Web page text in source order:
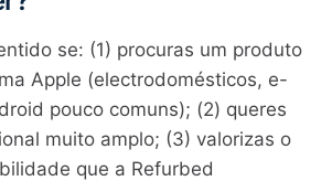
se: (1) procuras um produto
Apple (electrodomésticos, e-
pouco comuns); (2) queres
muito amplo; (3) valorizas o
que a Refurbed